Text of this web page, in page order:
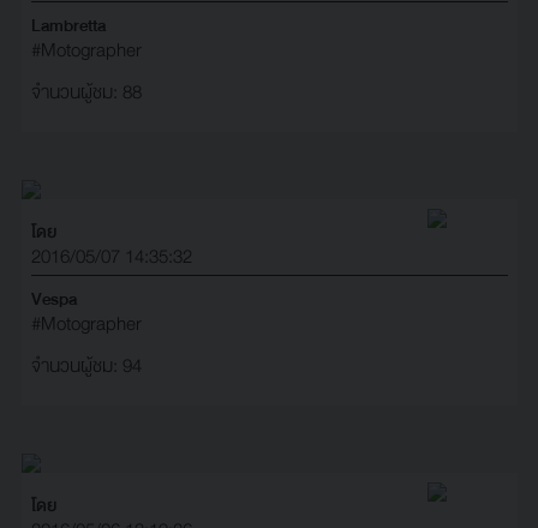
Lambretta
#Motographer
จำนวนผู้ชม: 88
โดย
2016/05/07 14:35:32
Vespa
#Motographer
จำนวนผู้ชม: 94
โดย